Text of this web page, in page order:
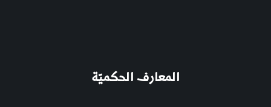
المعارف الحكميّة